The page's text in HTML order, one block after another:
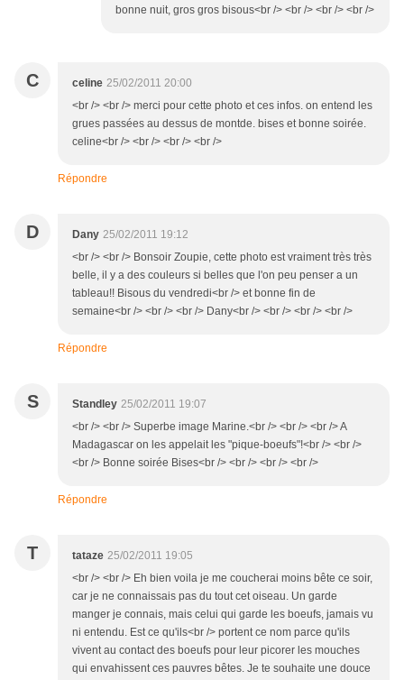
bonne nuit, gros gros bisous<br /> <br /> <br /> <br />
C celine 25/02/2011 20:00
<br /> <br /> merci pour cette photo et ces infos. on entend les
grues passées au dessus de montde. bises et bonne soirée.
celine<br /> <br /> <br /> <br />
Répondre
D Dany 25/02/2011 19:12
<br /> <br /> Bonsoir Zoupie, cette photo est vraiment très très
belle, il y a des couleurs si belles que l'on peu penser a un
tableau!! Bisous du vendredi<br /> et bonne fin de
semaine<br /> <br /> <br /> Dany<br /> <br /> <br /> <br />
Répondre
S Standley 25/02/2011 19:07
<br /> <br /> Superbe image Marine.<br /> <br /> <br /> A
Madagascar on les appelait les "pique-boeufs"!<br /> <br />
<br /> Bonne soirée Bises<br /> <br /> <br /> <br />
Répondre
T tataze 25/02/2011 19:05
<br /> <br /> Eh bien voila je me coucherai moins bête ce soir,
car je ne connaissais pas du tout cet oiseau. Un garde
manger je connais, mais celui qui garde les boeufs, jamais vu
ni entendu. Est ce qu'ils<br /> portent ce nom parce qu'ils
vivent au contact des boeufs pour leur picorer les mouches
qui envahissent ces pauvres bêtes. Je te souhaite une douce